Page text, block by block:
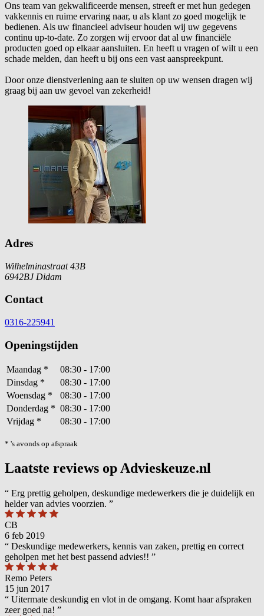
Ons team van gekwalificeerde mensen, streeft er met hun gedegen
vakkennis en ruime ervaring naar, u als klant zo goed mogelijk te
bedienen. Als uw financieel adviseur houden wij uw gegevens
continu up-to-date. Zo zorgen wij ervoor dat al uw financiële
producten goed op elkaar aansluiten. En heeft u vragen of wilt u een
schade melden, dan heeft u bij ons een vast aanspreekpunt.
Door onze dienstverlening aan te sluiten op uw wensen dragen wij
graag bij aan uw gevoel van zekerheid!
Adres
Wilhelminastraat 43B
6942BJ Didam
Contact
0316-225941
Openingstijden
Maandag *
08:30 - 17:00
Dinsdag *
08:30 - 17:00
Woensdag *
08:30 - 17:00
Donderdag * 08:30 - 17:00
Vrijdag * 08:30 - 17:00
* 's avonds op afspraak
Laatste reviews op Advieskeuze.nl
“ Erg prettig geholpen, deskundige medewerkers die je duidelijk en
helder van advies voorzien. ”
CB
6 feb 2019
“ Deskundige medewerkers, kennis van zaken, prettig en correct
geholpen met het best passend advies!! ”
Remo Peters
15 jun 2017
“ Uitermate deskundig en vlot in de omgang. Komt haar afspraken
zeer goed na! ”